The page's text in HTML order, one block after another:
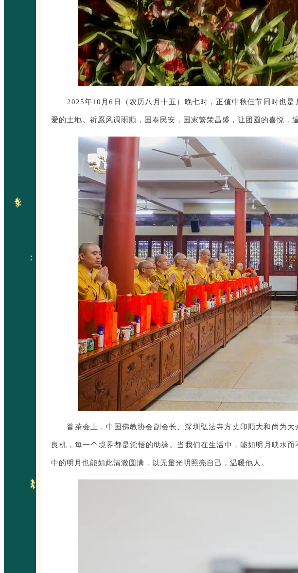
2025年10月6日（农历八月十五）晚七时，正值中秋佳节同时也
爱的土地。祈愿风调雨顺，国泰民安，国家繁荣昌盛，让团圆的喜悦，
普茶会上，中国佛教协会副会长、深圳弘法寺方丈印顺大和尚为
良机，每一个境界都是觉悟的助缘。当我们在生活中，能如明月映水
中的明月也能如此清澈圆满，以无量光明照亮自己，温暖他人。